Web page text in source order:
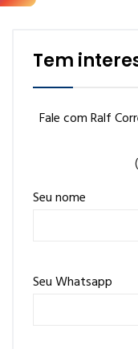
Tem
Fale com Ralf
Seu nome
Seu Whatsapp